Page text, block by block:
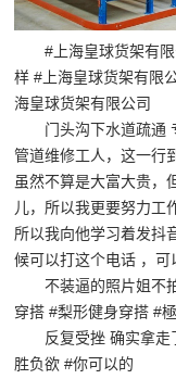
市
架|
型
货
架
造
商-
#上海皇球货架有限
样 #上海皇球货架有限
海皇球货架有限公司
门头沟下水道疏通
管道维修工人，这一行
虽然不算是大富大贵，
儿，所以我更要努力工
所以我向他学习着发抖
候可以打这个电话 ，
不装逼的照片姐不拍
穿搭 #梨形健身穿搭 #
反复受挫 确实拿走
胜负欲 #你可以的